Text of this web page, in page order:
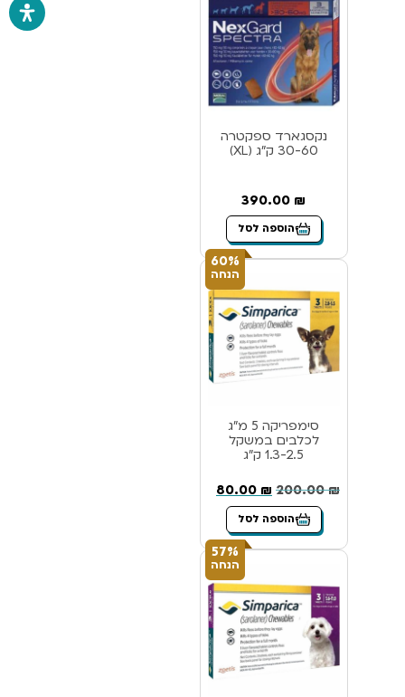
נקסגארד ספקטרה
30-60 ק”ג (XL)
390.00 ₪
הוספה לסל
60%
הנחה
סימפריקה 5 מ”ג
לכלבים במשקל
1.3-2.5 ק”ג
200.00₪
80.00 ₪
הוספה לסל
57%
הנחה